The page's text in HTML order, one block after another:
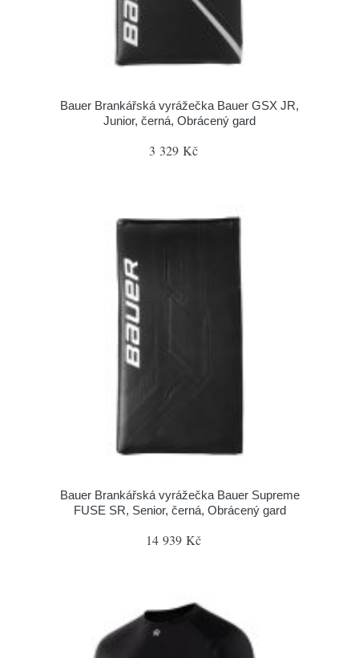
Bauer Brankářská vyrážečka Bauer GSX JR,
Junior, černá, Obrácený gard
3 329 Kč
Bauer Brankářská vyrážečka Bauer Supreme
FUSE SR, Senior, černá, Obrácený gard
14 939 Kč